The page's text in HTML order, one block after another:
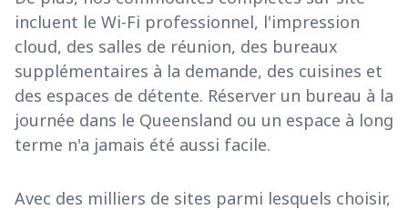
incluent le Wi-Fi professionnel, l'impression
cloud, des salles de réunion, des bureaux
supplémentaires à la demande, des cuisines et
des espaces de détente. Réserver un bureau à la
journée dans le Queensland ou un espace à long
terme n'a jamais été aussi facile.
Avec des milliers de sites parmi lesquels choisir,